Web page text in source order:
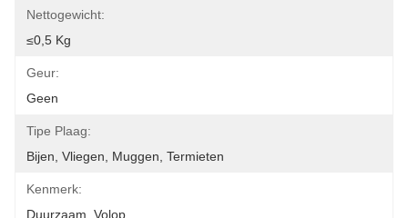
Nettogewicht:
≤0,5 Kg
Geur:
Geen
Tipe Plaag:
Bijen, Vliegen, Muggen, Termieten
Kenmerk:
Duurzaam, Volop